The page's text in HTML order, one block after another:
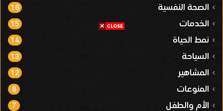
الصحة النفسية 16
الخدمات 15
نمط الحياة 14
السياحة 13
المشاهير 12
المنوعات 8
الأم والطفل 7